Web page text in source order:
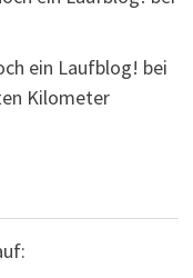
ein Laufblog! bei
Kilometer